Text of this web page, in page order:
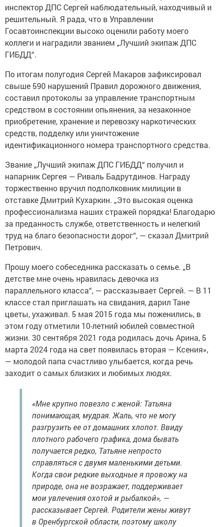
инспектор ДПС Сергей наблюдательный, находчивый и
решительный. Я рада, что в Управлении
Госавтоинспекции высоко оценили работу моего
коллеги и наградили званием „Лучший экипаж ДПС
ГИБДД“.
По итогам полугодия Сергей Макаров зафиксировал
свыше 590 нарушений Правил дорожного движения,
составил протоколы за управление транспортным
средством в состоянии опьянения, за незаконное
приобретение, хранение и перевозку наркотических
средств, подделку или уничтожение
идентификационного номера транспортного средства.
Звание „Лучший экипаж ДПС ГИБДД“ получил и
напарник Сергея — Риваль Бадрутдинов. Награду
торжественно вручил подполковник милиции в
отставке Дмитрий Кухаркин. „Это высокая оценка
профессионализма наших стражей порядка! Благодарю
за преданность службе, ответственность и нелегкий
труд на благо безопасности дорог“, — сказал Дмитрий
Петрович.
Прошу моего собеседника рассказать о семье. „В
детстве мне очень нравилась девочка из
параллельного класса“, — рассказывает Сергей. — В 11
классе стал приглашать на свидания, дарил Тане
цветы, ухаживал. 5 мая 2015 года мы поженились, в
этом году отметили 10-летний юбилей совместной
жизни. 30 сентября 2021 года родилась дочь Арина, 5
марта 2024 года на свет появилась вторая — Ксения»,
— молодой папа счастливо улыбается, когда речь
заходит о самых близких и любимых людях.
«Мне крупно повезло с женой: Татьяна
понимающая, мудрая. Жаль, что не могу
разгрузить ее от домашних хлопот. Ввиду
плотного рабочего графика, дома бывать
получается редко, Татьяне непросто
справляться с двумя маленькими детьми.
Когда свои редкие выходные я провожу на
природе, она не возражает, поддерживает
мои увлечения охотой и рыбалкой», —
рассказывает Сергей. Родители жены живут
в Оренбургской области, поэтому школу